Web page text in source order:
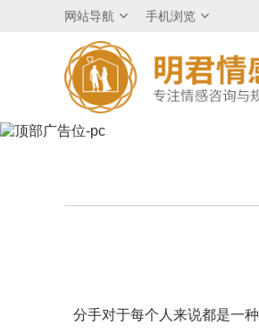
网站导航 手机浏览
分手对于每个人来说都是一